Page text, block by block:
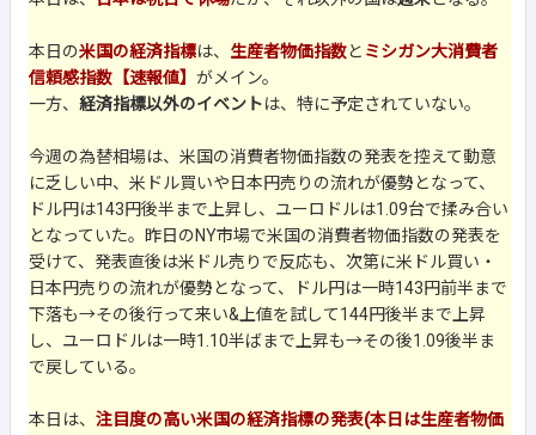
本日の米国の経済指標は、 生産者物価指数と ミシガン大消費者
信頼感指数【速報値】 がメイン。
一方、 経済指標以外のイベントは、特に予定されていない。
今週の為替相場は、米国の消費者物価指数の発表を控えて動意
に乏しい中、米ドル買いや日本円売りの流れが優勢となって、
ドル円は143円後半まで上昇し、ユーロドルは1.09台で揉み合い
となっていた。昨日のNY市場で米国の消費者物価指数の発表を
受けて、発表直後は米ドル売りで反応も、次第に米ドル買い・
日本円売りの流れが優勢となって、ドル円は一時143円前半まで
下落も→その後行って来い&上値を試して144円後半まで上昇
し、ユーロドルは一時1.10半ばまで上昇も→その後1.09後半ま
で戻している。
本日は、 注目度の高い米国の経済指標の発表(本日は生産者物価